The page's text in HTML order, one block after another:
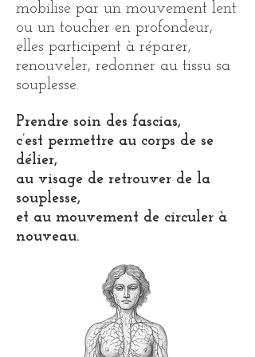
mobilise par un mouvement lent
ou un toucher en profondeur,
elles participent à réparer,
renouveler, redonner au tissu sa
souplesse.
Prendre soin des fascias,
c’est permettre au corps de se
délier,
au visage de retrouver de la
souplesse,
et au mouvement de circuler à
nouveau.